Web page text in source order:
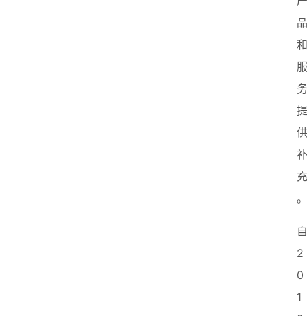
品
和
服
务
提
供
补
充
。
自
2
0
1